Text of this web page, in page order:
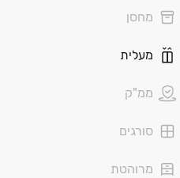
בלבד — יצירות המשלבות
פתוח לשדות ירוקים.
מחסן
מעלית
ממ"ק
סורגים
מרוהטת